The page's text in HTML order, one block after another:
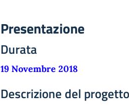
Presentazione
Durata
19 Novembre 2018
Descrizione del progetto